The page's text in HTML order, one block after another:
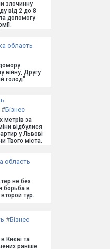
злочинну
від 2 до 8
допомогу
область
війну, Другу
голод"
#Бізнес
метрів за
відбулися
у Львові
Твого міста.
область
не без
борьба в
тур.
#Бізнес
Києві та
раніше